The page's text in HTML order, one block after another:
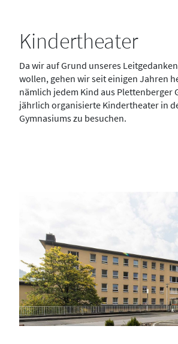
Kindertheater
Da wir auf Grund unseres
wollen, gehen wir seit einigen Jahren
nämlich jedem Kind aus
jährlich organisierte Kindertheater in
Gymnasiums zu besuchen.